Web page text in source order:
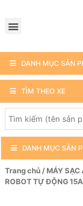
DANH MỤC SẢN
TÌM THEO XE
DANH MỤC SẢN
Trang chủ/ MÁY SẠC
ROBOT TỰ ĐỘNG